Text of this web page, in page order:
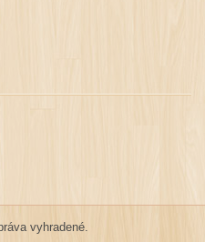
vyhradené.